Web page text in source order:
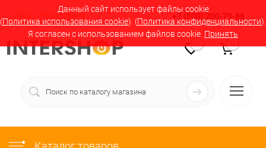
Данный сайт использует файлы cookie
(Политика использования cookie). (Политика конфиденциальности).
Я согласен с использованием файлов cookie. Принять
Вход Регистрация +7 (800) 200-79-88